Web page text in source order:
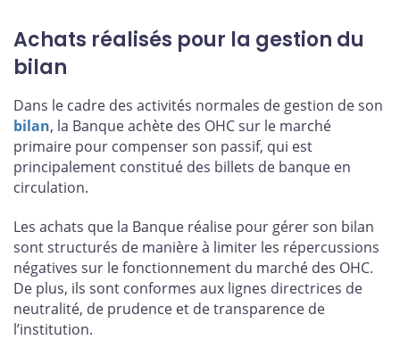
Achats réalisés pour la gestion du
bilan
Dans le cadre des activités normales de gestion de son
bilan, la Banque achète des OHC sur le marché
primaire pour compenser son passif, qui est
principalement constitué des billets de banque en
circulation.
Les achats que la Banque réalise pour gérer son bilan
sont structurés de manière à limiter les répercussions
négatives sur le fonctionnement du marché des OHC.
De plus, ils sont conformes aux lignes directrices de
neutralité, de prudence et de transparence de
l’institution.